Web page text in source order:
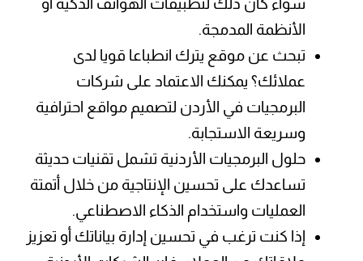
سواء كان ذلك لتطبيقات الهواتف الذكية أو
الأنظمة المدمجة.
تبحث عن موقع يترك انطباعا قويا لدى
عملائك؟ يمكنك الاعتماد على شركات
البرمجيات في الأردن لتصميم مواقع احترافية
وسريعة الاستجابة.
حلول البرمجيات الأردنية تشمل تقنيات حديثة
تساعدك على تحسين الإنتاجية من خلال أتمتة
العمليات واستخدام الذكاء الاصطناعي.
إذا كنت ترغب في تحسين إدارة بياناتك أو تعزيز